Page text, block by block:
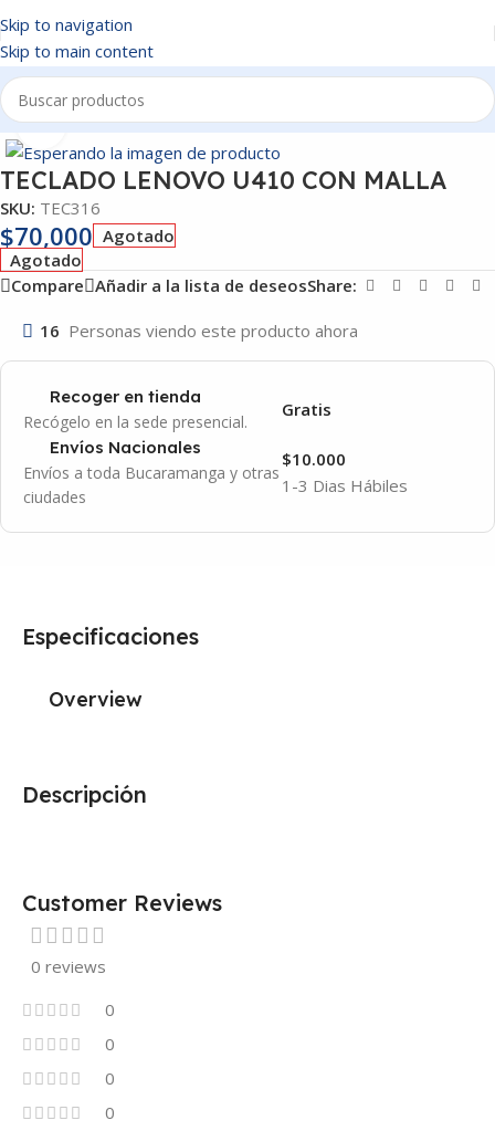
Skip to navigation
Skip to main content
Inicio/TECLADOS
Click to enlarge
TECLADO LENOVO U410 CON MALLA
SKU: TEC316
$70,000 Agotado
Agotado
Compare Añadir a la lista de deseosShare:
16 Personas viendo este producto ahora
Recoger en tienda
Recógelo en la sede presencial.
Gratis
Envíos Nacionales
Envíos a toda Bucaramanga y otras
ciudades
1-3 Dias Hábiles
$10.000
Descripción
Especificaciones
Overview
Customer Reviews
0 reviews
0
0
0
0